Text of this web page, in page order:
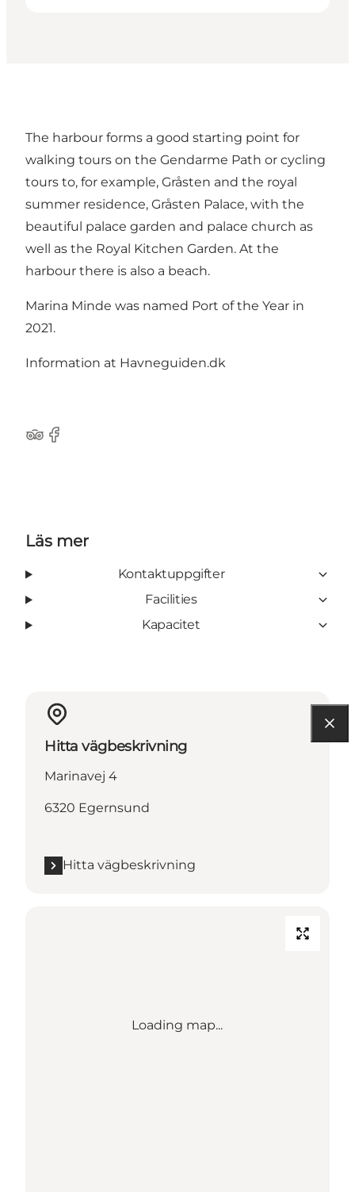
The harbour forms a good starting point for
walking tours on the Gendarme Path or cycling
tours to, for example, Gråsten and the royal
summer residence, Gråsten Palace, with the
beautiful palace garden and palace church as
well as the Royal Kitchen Garden. At the
harbour there is also a beach.
Marina Minde was named Port of the Year in
2021.
Information at Havneguiden.dk
Tripadvisor
Facebook
Läs mer
Kontaktuppgifter
Facilities
Kapacitet
Hitta vägbeskrivning
Marinavej 4
6320 Egernsund
Hitta vägbeskrivning
Loading map...